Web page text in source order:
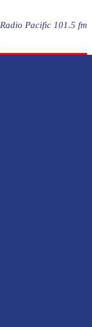
Radio Pacific 101.5 fm